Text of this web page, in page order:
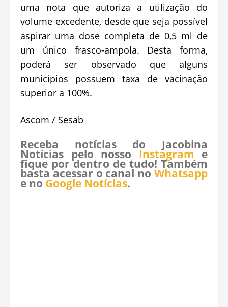
uma nota que autoriza a utilização do
volume excedente, desde que seja possível
aspirar uma dose completa de 0,5 ml de
um único frasco-ampola. Desta forma,
poderá ser observado que alguns
municípios possuem taxa de vacinação
superior a 100%.
Ascom / Sesab
Receba notícias do Jacobina
Notícias pelo nosso Instagram e
fique por dentro de tudo! Também
basta acessar o canal no Whatsapp
e no Google Notícias.